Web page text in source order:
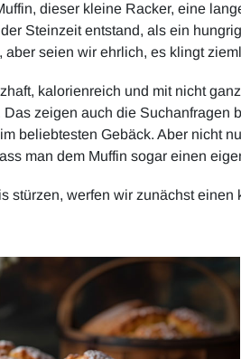
dieser kleine Racker, eine
Steinzeit entstand, als ein
aber seien wir ehrlich, es klingt
kalorienreich und mit nicht
zeigen auch die
beliebtesten Gebäck. Aber nicht
man dem Muffin sogar einen
stürzen, werfen wir zunächst